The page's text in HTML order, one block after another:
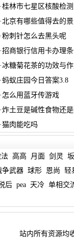
·桂林市七星区核酸检
·北京有哪些值得去的
·粉刺针怎么去黑头呢
·招商银行信用卡办理
·冰糖菊花茶的功效与
· 蚂蚁庄园今日答案3.8
· 怎么用蓝牙传游戏
·炸土豆是碱性食物还
·猫肉能吃吗
高高 月面 剑灵
争武器 球形 恩尚 轻
后 pea 天冷 单相交
站内所有资源均